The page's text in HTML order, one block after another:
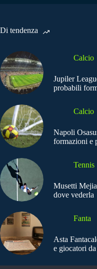
Di tendenza
Calcio
Jupiler
probabili
Calcio
Napoli
formazioni e
Tennis
Musetti
dove vederla
Fanta
Asta
e giocatori